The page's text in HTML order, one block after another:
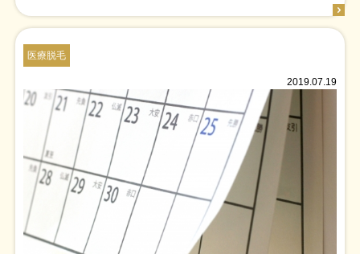
医療脱毛
2019.07.19